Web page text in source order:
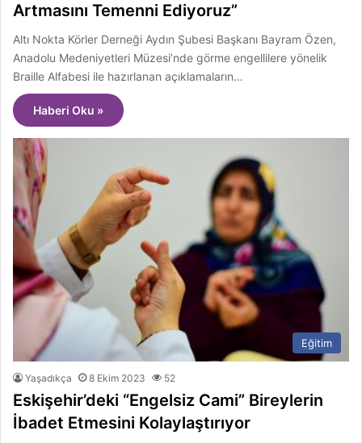
Artmasını Temenni Ediyoruz”
Altı Nokta Körler Derneği Aydın Şubesi Başkanı Bayram Özen,
Anadolu Medeniyetleri Müzesi’nde görme engellilere yönelik
Braille Alfabesi ile hazırlanan açıklamaların…
Haberi Oku »
Eğitim
Yaşadıkça 8 Ekim 2023 52
Eskişehir’deki “Engelsiz Cami” Bireylerin
İbadet Etmesini Kolaylaştırıyor